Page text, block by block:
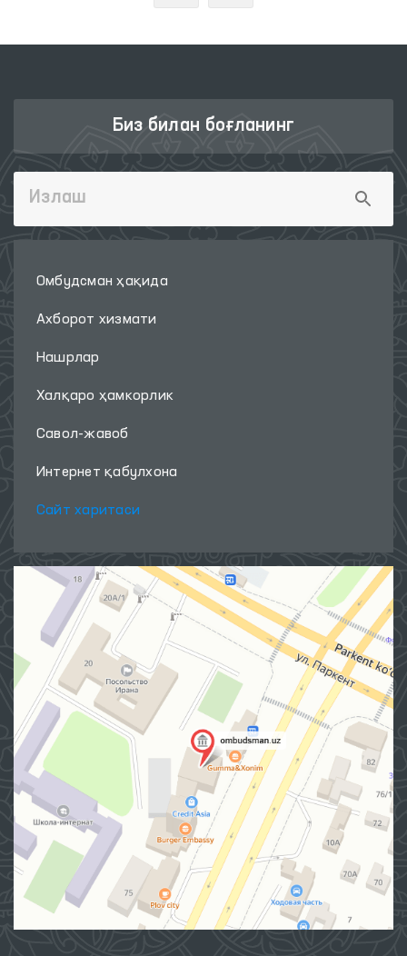
Биз билан боғланинг
Омбудсман ҳақида
Ахборот хизмати
Нашрлар
Халқаро ҳамкорлик
Савол-жавоб
Интернет қабулхона
Сайт харитаси